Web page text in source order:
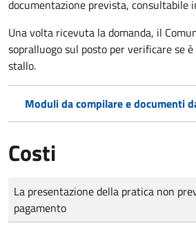
documentazione prevista, consultabile
Una volta ricevuta la domanda, il
sopralluogo sul posto per verificare se
stallo.
Moduli da compilare e documenti
Costi
Tipo di pagamento
Importo
La presentazione della pratica non
pagamento